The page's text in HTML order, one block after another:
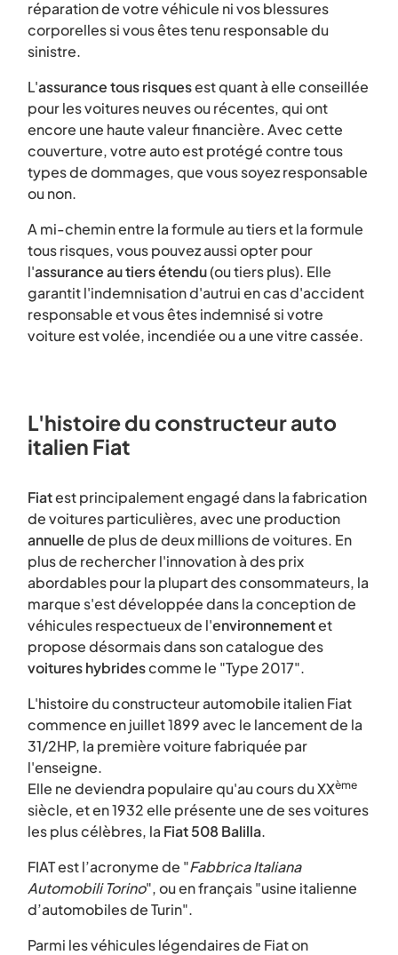
réparation de votre véhicule ni vos blessures
corporelles si vous êtes tenu responsable du
sinistre.
L'assurance tous risquesest quant à elle conseillée
pour les voitures neuves ou récentes, qui ont
encore une haute valeur financière. Avec cette
couverture, votre auto est protégé contre tous
types de dommages, que vous soyez responsable
ou non.
A mi-chemin entre la formule au tiers et la formule
tous risques, vous pouvez aussi opter pour
l'assurance au tiers étendu(ou tiers plus). Elle
garantit l'indemnisation d'autrui en cas d'accident
responsable et vous êtes indemnisé si votre
voiture est volée, incendiée ou a une vitre cassée.
L'histoire du constructeur auto
italien Fiat
Fiatest principalement engagé dans la fabrication
de voitures particulières, avec une production
annuellede plus de deux millions de voitures. En
plus de rechercher l'innovation à des prix
abordables pour la plupart des consommateurs, la
marque s'est développée dans la conception de
véhicules respectueux de l'environnementet
propose désormais dans son catalogue des
voitures hybridescomme le "Type 2017".
L'histoire du constructeur automobile italien Fiat
commence en juillet 1899 avec le lancement de la
31/2HP, la première voiture fabriquée par
l'enseigne.
Elle ne deviendra populaire qu'au cours du XXème
siècle, et en 1932 elle présente une de ses voitures
les plus célèbres, la Fiat 508 Balilla.
FIAT est l’acronyme de "Fabbrica Italiana
Automobili Torino", ou en français "usine italienne
d’automobiles de Turin".
Parmi les véhicules légendaires de Fiat on